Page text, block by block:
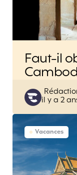
Faut-il
Posted
by
il y a 2
Vacances